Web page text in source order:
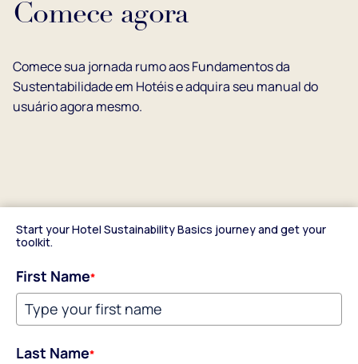
Comece agora
Comece sua jornada rumo aos Fundamentos da
Sustentabilidade em Hotéis e adquira seu manual do
usuário agora mesmo.
Start your Hotel Sustainability Basics journey and get your
toolkit.
First Name*
Last Name*